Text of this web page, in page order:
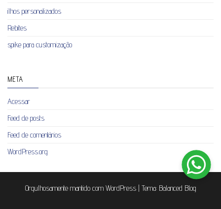
ilhos personalizados
Rebites
spike para customização
META
Acessar
Feed de posts
Feed de comentários
WordPress.org
Orgulhosamente mantido com WordPress Tema: Balanced Blog